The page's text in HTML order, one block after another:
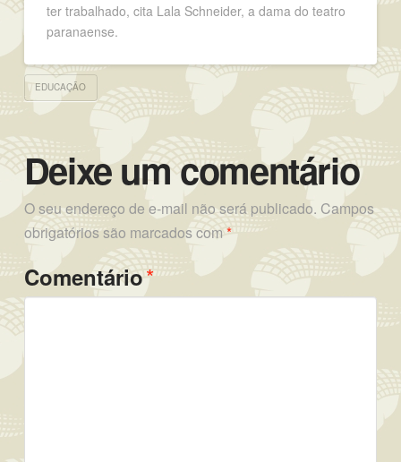
ter trabalhado, cita Lala Schneider, a dama do teatro
paranaense.
EDUCAÇÃO
Deixe um comentário
O seu endereço de e-mail não será publicado. Campos
obrigatórios são marcados com*
Comentário*